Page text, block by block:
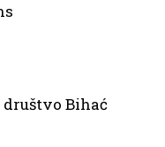
društvo Bihać